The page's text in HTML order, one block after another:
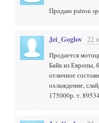
Продаю patron
Jei_Goglov 22
Продается
Байк из Европы,
отличное
охлаждение,
175000р. т.